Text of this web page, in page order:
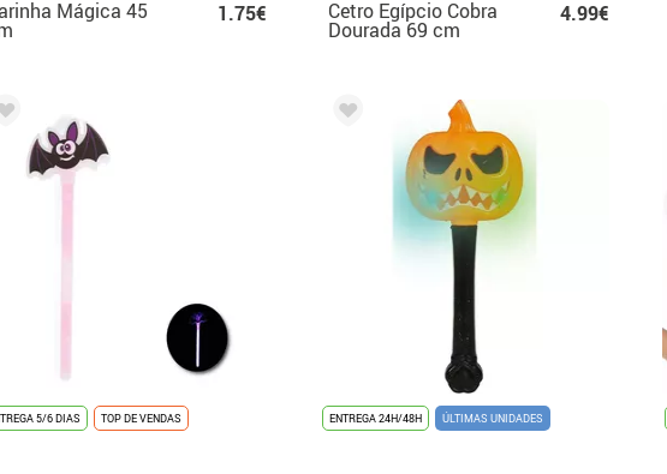
Mágica 45 1.75€ Cetro Egípcio Cobra
Dourada 69 cm
4.99€
5/6 DIAS TOP DE VENDAS ENTREGA 24H/48H ÚLTIMAS UNIDADES